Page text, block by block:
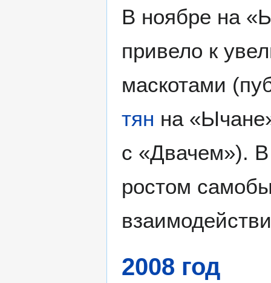
В ноябре на
привело к
маскотами
тян на
с «Двачем»). В
ростом
2008 год